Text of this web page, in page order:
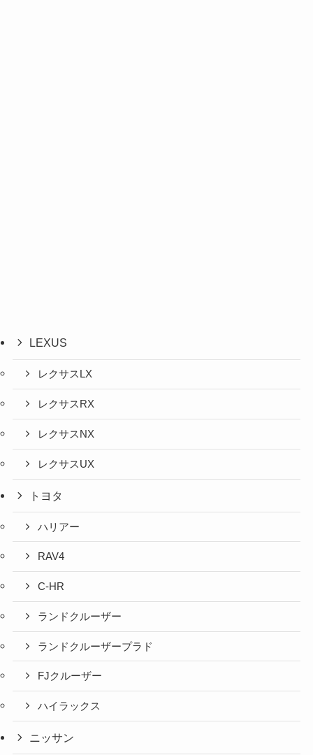
LEXUS
レクサスLX
レクサスRX
レクサスNX
レクサスUX
トヨタ
ハリアー
RAV4
C-HR
ランドクルーザー
ランドクルーザープラド
FJクルーザー
ハイラックス
ニッサン